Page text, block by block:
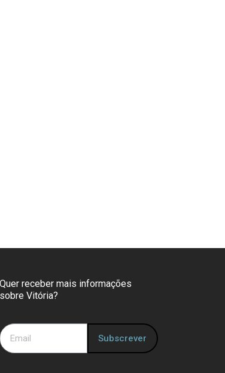
Quer receber mais informações
sobre Vitória?
Subscrever